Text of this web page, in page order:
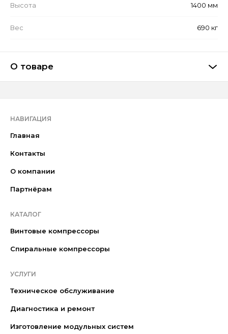
Высота 1400 мм
Вес 690 кг
О товаре
НАВИГАЦИЯ
Главная
Контакты
О компании
Партнёрам
КАТАЛОГ
Винтовые компрессоры
Спиральные компрессоры
УСЛУГИ
Техническое обслуживание
Диагностика и ремонт
Изготовление модульных систем